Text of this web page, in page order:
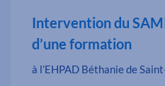
Intervention du
d’une formation
à l’EHPAD Béthanie de